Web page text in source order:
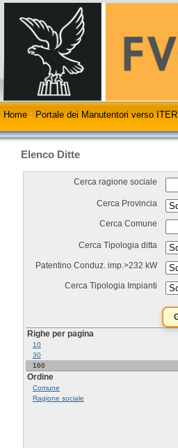
Home : Portale dei Manutentori verso ITER
Elenco Ditte
Cerca ragione sociale
Cerca Provincia
Cerca Comune
Cerca Tipologia ditta
Patentino Conduz. imp.>232 kW
Cerca Tipologia Impianti
Righe per pagina
10
30
100
Ordine
Comune
Ragione sociale